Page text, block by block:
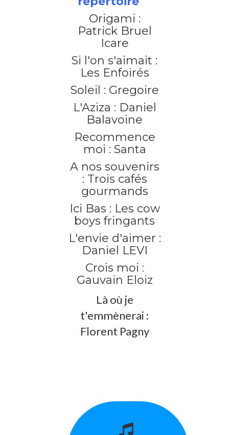
Origami :
Patrick Bruel
Icare
Si l'on s'aimait :
Les Enfoirés
Soleil : Gregoire
L'Aziza : Daniel
Balavoine
Recommence
moi : Santa
A nos souvenirs
: Trois cafés
gourmands
Ici Bas : Les cow
boys fringants
L'envie d'aimer :
Daniel LEVI
Crois moi :
Gauvain Eloiz
Là où je
t'emmènerai :
Florent Pagny